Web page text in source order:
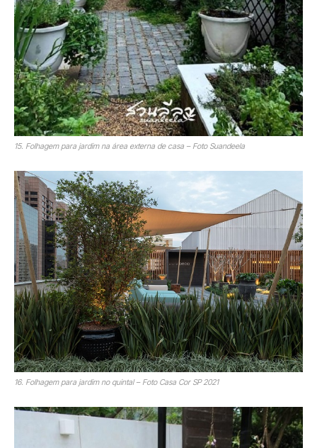
15. Folhagem para jardim na área externa de casa – Foto Suandeela
16. Folhagem para jardim no quintal – Foto Casa Cor SP 2021